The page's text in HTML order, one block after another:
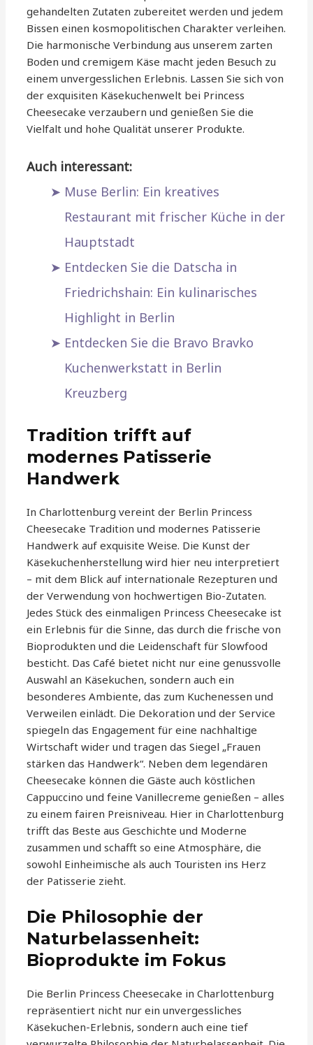
gehandelten Zutaten zubereitet werden und jedem
Bissen einen kosmopolitischen Charakter verleihen.
Die harmonische Verbindung aus unserem zarten
Boden und cremigem Käse macht jeden Besuch zu
einem unvergesslichen Erlebnis. Lassen Sie sich von
der exquisiten Käsekuchenwelt bei Princess
Cheesecake verzaubern und genießen Sie die
Vielfalt und hohe Qualität unserer Produkte.
Auch interessant:
Muse Berlin: Ein kreatives
Restaurant mit frischer Küche in der
Hauptstadt
Entdecken Sie die Datscha in
Friedrichshain: Ein kulinarisches
Highlight in Berlin
Entdecken Sie die Bravo Bravko
Kuchenwerkstatt in Berlin
Kreuzberg
Tradition trifft auf
modernes Patisserie
Handwerk
In Charlottenburg vereint der Berlin Princess
Cheesecake Tradition und modernes Patisserie
Handwerk auf exquisite Weise. Die Kunst der
Käsekuchenherstellung wird hier neu interpretiert
– mit dem Blick auf internationale Rezepturen und
der Verwendung von hochwertigen Bio-Zutaten.
Jedes Stück des einmaligen Princess Cheesecake ist
ein Erlebnis für die Sinne, das durch die frische von
Bioprodukten und die Leidenschaft für Slowfood
besticht. Das Café bietet nicht nur eine genussvolle
Auswahl an Käsekuchen, sondern auch ein
besonderes Ambiente, das zum Kuchenessen und
Verweilen einlädt. Die Dekoration und der Service
spiegeln das Engagement für eine nachhaltige
Wirtschaft wider und tragen das Siegel „Frauen
stärken das Handwerk“. Neben dem legendären
Cheesecake können die Gäste auch köstlichen
Cappuccino und feine Vanillecreme genießen – alles
zu einem fairen Preisniveau. Hier in Charlottenburg
trifft das Beste aus Geschichte und Moderne
zusammen und schafft so eine Atmosphäre, die
sowohl Einheimische als auch Touristen ins Herz
der Patisserie zieht.
Die Philosophie der
Naturbelassenheit:
Bioprodukte im Fokus
Die Berlin Princess Cheesecake in Charlottenburg
repräsentiert nicht nur ein unvergessliches
Käsekuchen-Erlebnis, sondern auch eine tief